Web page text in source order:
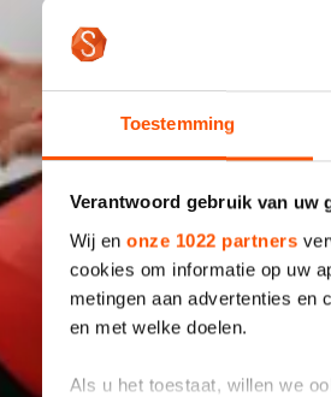
Toestemming
Verantwoord gebruik van uw
Wij en onze 1022 partners
cookies om informatie op uw
metingen aan advertenties en
en met welke doelen.
Als u het toestaat, willen we